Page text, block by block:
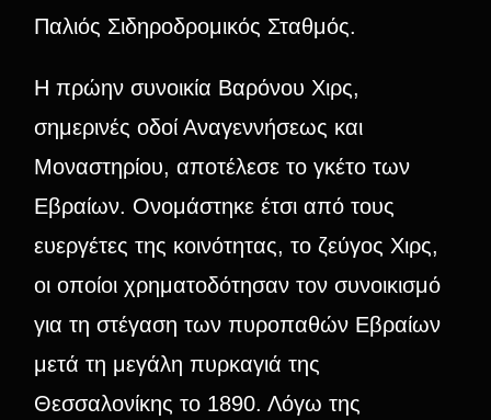
Παλιός Σιδηροδρομικός Σταθμός.
Η πρώην συνοικία Βαρόνου Χιρς,
σημερινές οδοί Αναγεννήσεως και
Μοναστηρίου, αποτέλεσε το γκέτο των
Εβραίων. Ονομάστηκε έτσι από τους
ευεργέτες της κοινότητας, το ζεύγος Χιρς,
οι οποίοι χρηματοδότησαν τον συνοικισμό
για τη στέγαση των πυροπαθών Εβραίων
μετά τη μεγάλη πυρκαγιά της
Θεσσαλονίκης το 1890. Λόγω της